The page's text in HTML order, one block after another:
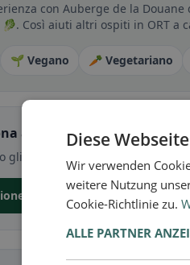
con Auberge de la
Così aiuti altri ospiti in ORT a
🌱 Vegano 🥕 Vegetariano
a condividere la tua
gli altri a decidere — soprattutto
nell’app
Diese
Wir verwenden
weitere Nutzung
Cookie-Richtlinie zu.
ALLE PARTNER